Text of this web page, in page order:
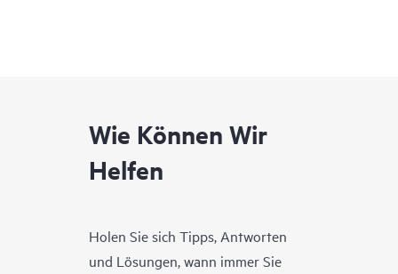
Wie Können Wir
Helfen
Holen Sie sich Tipps, Antworten
und Lösungen, wann immer Sie